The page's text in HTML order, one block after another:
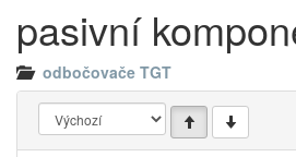
pasivní
odbočovače TGT